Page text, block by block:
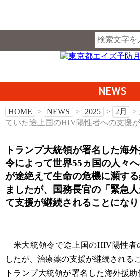
NEWS
HOME > NEWS > 2025 > 2月
>
ていた途上国のHIV陽性者への支援
トランプ大統領が署名した海
令によって世界55ヵ国の人々
が途絶えて生命の危機に瀕す
ましたが、国務長官の「緊急
て支援が継続されることにな
米大統領令で途上国のHIV陽性者
したが、治療薬の支援が継続される
トランプ大統領が署名した海外援